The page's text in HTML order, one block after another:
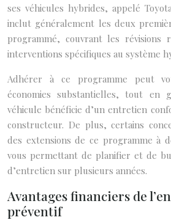
ses véhicules hybrides, appelé
inclut généralement les deux
programmé, couvrant les révisions
interventions spécifiques au système
Adhérer à ce programme peut
économies substantielles, tout en
véhicule bénéficie d’un entretien
constructeur. De plus, certains
des extensions de ce programme à
vous permettant de planifier et de
d’entretien sur plusieurs années.
Avantages financiers de
préventif